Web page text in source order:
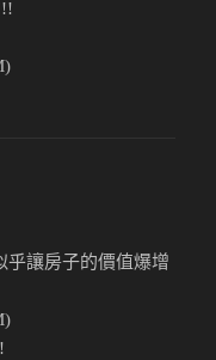
乎讓房子的價值爆增